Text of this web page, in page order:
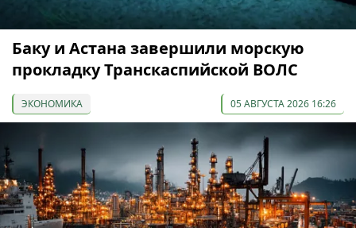
Баку и Астана завершили морскую
прокладку Транскаспийской ВОЛС
ЭКОНОМИКА 05 АВГУСТА 2026 16:26